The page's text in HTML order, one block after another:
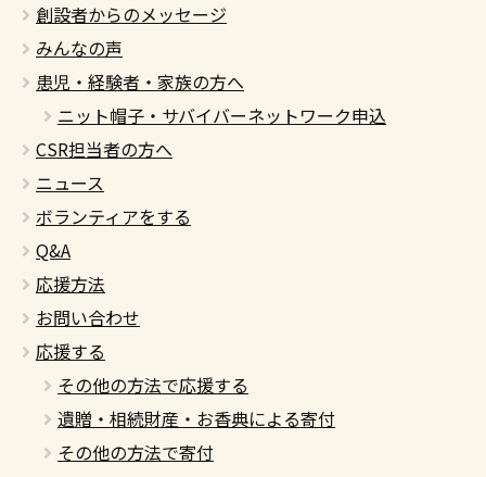
創設者からのメッセージ
みんなの声
患児・経験者・家族の方へ
ニット帽子・サバイバーネットワーク申込
CSR担当者の方へ
ニュース
ボランティアをする
Q&A
応援方法
お問い合わせ
応援する
その他の方法で応援する
遺贈・相続財産・お香典による寄付
その他の方法で寄付